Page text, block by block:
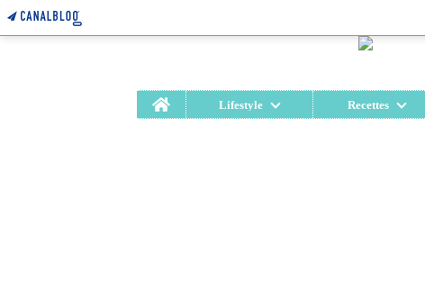
Home
Lifestyle Recettes